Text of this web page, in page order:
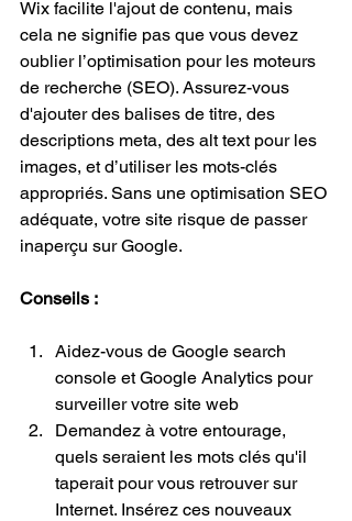
Wix facilite l'ajout de contenu, mais
cela ne signifie pas que vous devez
oublier l’optimisation pour les moteurs
de recherche (SEO). Assurez-vous
d'ajouter des balises de titre, des
descriptions meta, des alt text pour les
images, et d’utiliser les mots-clés
appropriés. Sans une optimisation SEO
adéquate, votre site risque de passer
inaperçu sur Google.
Conseils :
Aidez-vous de Google search
console et Google Analytics pour
surveiller votre site web
Demandez à votre entourage,
quels seraient les mots clés qu'il
taperait pour vous retrouver sur
Internet. Insérez ces nouveaux